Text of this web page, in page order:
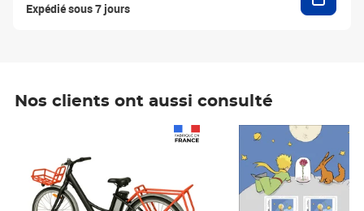
Expédié sous 7 jours
Nos clients ont aussi consulté
Prix 6,25€ HT